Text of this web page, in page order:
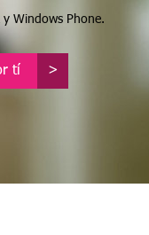
y Windows Phone.
tí >